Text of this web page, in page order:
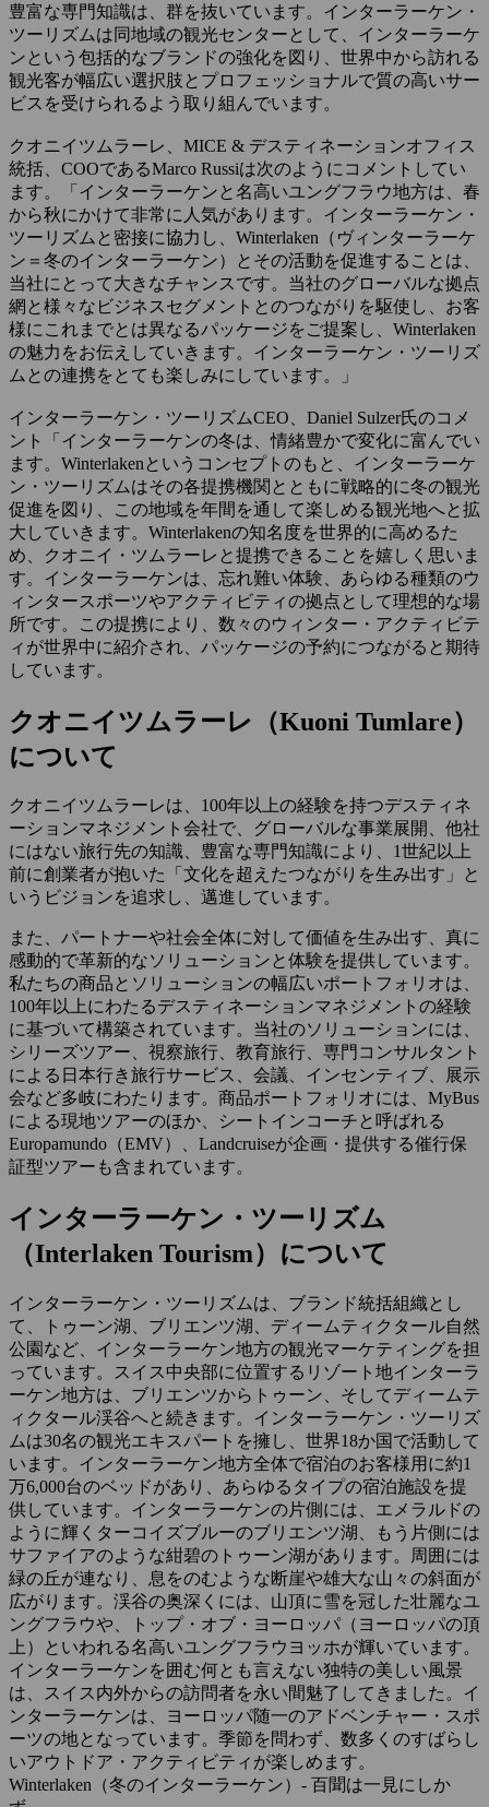
豊富な専門知識は、群を抜いています。インターラーケン・
ツーリズムは同地域の観光センターとして、インターラーケ
ンという包括的なブランドの強化を図り、世界中から訪れる
観光客が幅広い選択肢とプロフェッショナルで質の高いサー
ビスを受けられるよう取り組んでいます。
クオニイツムラーレ、MICE & デスティネーションオフィス
統括、COOであるMarco Russiは次のようにコメントしてい
ます。「インターラーケンと名高いユングフラウ地方は、春
から秋にかけて非常に人気があります。インターラーケン・
ツーリズムと密接に協力し、Winterlaken（ヴィンターラーケ
ン＝冬のインターラーケン）とその活動を促進することは、
当社にとって大きなチャンスです。当社のグローバルな拠点
網と様々なビジネスセグメントとのつながりを駆使し、お客
様にこれまでとは異なるパッケージをご提案し、Winterlaken
の魅力をお伝えしていきます。インターラーケン・ツーリズ
ムとの連携をとても楽しみにしています。」
インターラーケン・ツーリズムCEO、Daniel Sulzer氏のコメ
ント「インターラーケンの冬は、情緒豊かで変化に富んでい
ます。Winterlakenというコンセプトのもと、インターラーケ
ン・ツーリズムはその各提携機関とともに戦略的に冬の観光
促進を図り、この地域を年間を通して楽しめる観光地へと拡
大していきます。Winterlakenの知名度を世界的に高めるた
め、クオニイ・ツムラーレと提携できることを嬉しく思いま
す。インターラーケンは、忘れ難い体験、あらゆる種類のウ
ィンタースポーツやアクティビティの拠点として理想的な場
所です。この提携により、数々のウィンター・アクティビテ
ィが世界中に紹介され、パッケージの予約につながると期待
しています。
クオニイツムラーレ（Kuoni Tumlare）
について
クオニイツムラーレは、100年以上の経験を持つデスティネ
ーションマネジメント会社で、グローバルな事業展開、他社
にはない旅行先の知識、豊富な専門知識により、1世紀以上
前に創業者が抱いた「文化を超えたつながりを生み出す」と
いうビジョンを追求し、邁進しています。
また、パートナーや社会全体に対して価値を生み出す、真に
感動的で革新的なソリューションと体験を提供しています。
私たちの商品とソリューションの幅広いポートフォリオは、
100年以上にわたるデスティネーションマネジメントの経験
に基づいて構築されています。当社のソリューションには、
シリーズツアー、視察旅行、教育旅行、専門コンサルタント
による日本行き旅行サービス、会議、インセンティブ、展示
会など多岐にわたります。商品ポートフォリオには、MyBus
による現地ツアーのほか、シートインコーチと呼ばれる
Europamundo（EMV）、Landcruiseが企画・提供する催行保
証型ツアーも含まれています。
インターラーケン・ツーリズム
（Interlaken Tourism）について
インターラーケン・ツーリズムは、ブランド統括組織とし
て、トゥーン湖、ブリエンツ湖、ディームティクタール自然
公園など、インターラーケン地方の観光マーケティングを担
っています。スイス中央部に位置するリゾート地インターラ
ーケン地方は、ブリエンツからトゥーン、そしてディームテ
ィクタール渓谷へと続きます。インターラーケン・ツーリズ
ムは30名の観光エキスパートを擁し、世界18か国で活動して
います。インターラーケン地方全体で宿泊のお客様用に約1
万6,000台のベッドがあり、あらゆるタイプの宿泊施設を提
供しています。インターラーケンの片側には、エメラルドの
ように輝くターコイズブルーのブリエンツ湖、もう片側には
サファイアのような紺碧のトゥーン湖があります。周囲には
緑の丘が連なり、息をのむような断崖や雄大な山々の斜面が
広がります。渓谷の奥深くには、山頂に雪を冠した壮麗なユ
ングフラウや、トップ・オブ・ヨーロッパ（ヨーロッパの頂
上）といわれる名高いユングフラウヨッホが輝いています。
インターラーケンを囲む何とも言えない独特の美しい風景
は、スイス内外からの訪問者を永い間魅了してきました。イ
ンターラーケンは、ヨーロッパ随一のアドベンチャー・スポ
ーツの地となっています。季節を問わず、数多くのすばらし
いアウトドア・アクティビティが楽しめます。
Winterlaken（冬のインターラーケン）- 百聞は一見にしか